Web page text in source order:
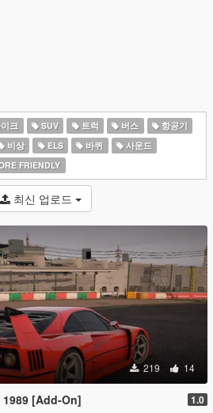
크 SUV 트럭 버스
항공기
비상 ELS 바퀴
사운드
FRIENDLY
최신 업로드
219 14
[Add-On] 1.0